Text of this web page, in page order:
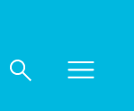
Naar
Naar